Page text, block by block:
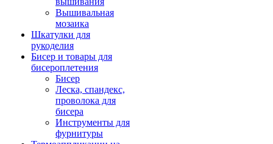
Вышивальная
мозаика
Шкатулки для
рукоделия
Бисер и товары для
бисероплетения
Бисер
Леска, спандекс,
проволока для
бисера
Инструменты для
фурнитуры